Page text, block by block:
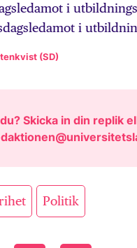
i
i
(SD)
Skicka in din replik
Politik